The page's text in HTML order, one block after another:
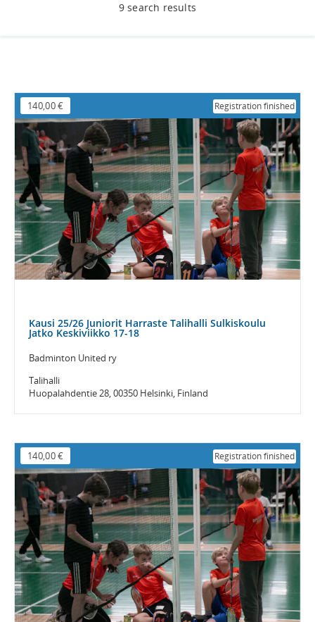
9 search results
140,00 € Registration finished
Kausi 25/26 Juniorit Harraste Talihalli Sulkiskoulu
Jatko Keskiviikko 17-18
Badminton United ry
Talihalli
Huopalahdentie 28, 00350 Helsinki, Finland
140,00 € Registration finished